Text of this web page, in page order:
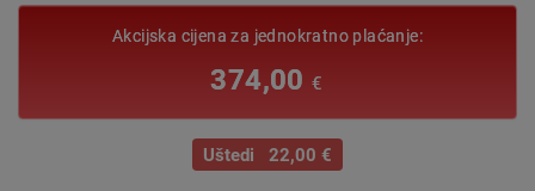
Akcijska cijena za jednokratno plaćanje:
374,00€
Uštedi 22,00 €